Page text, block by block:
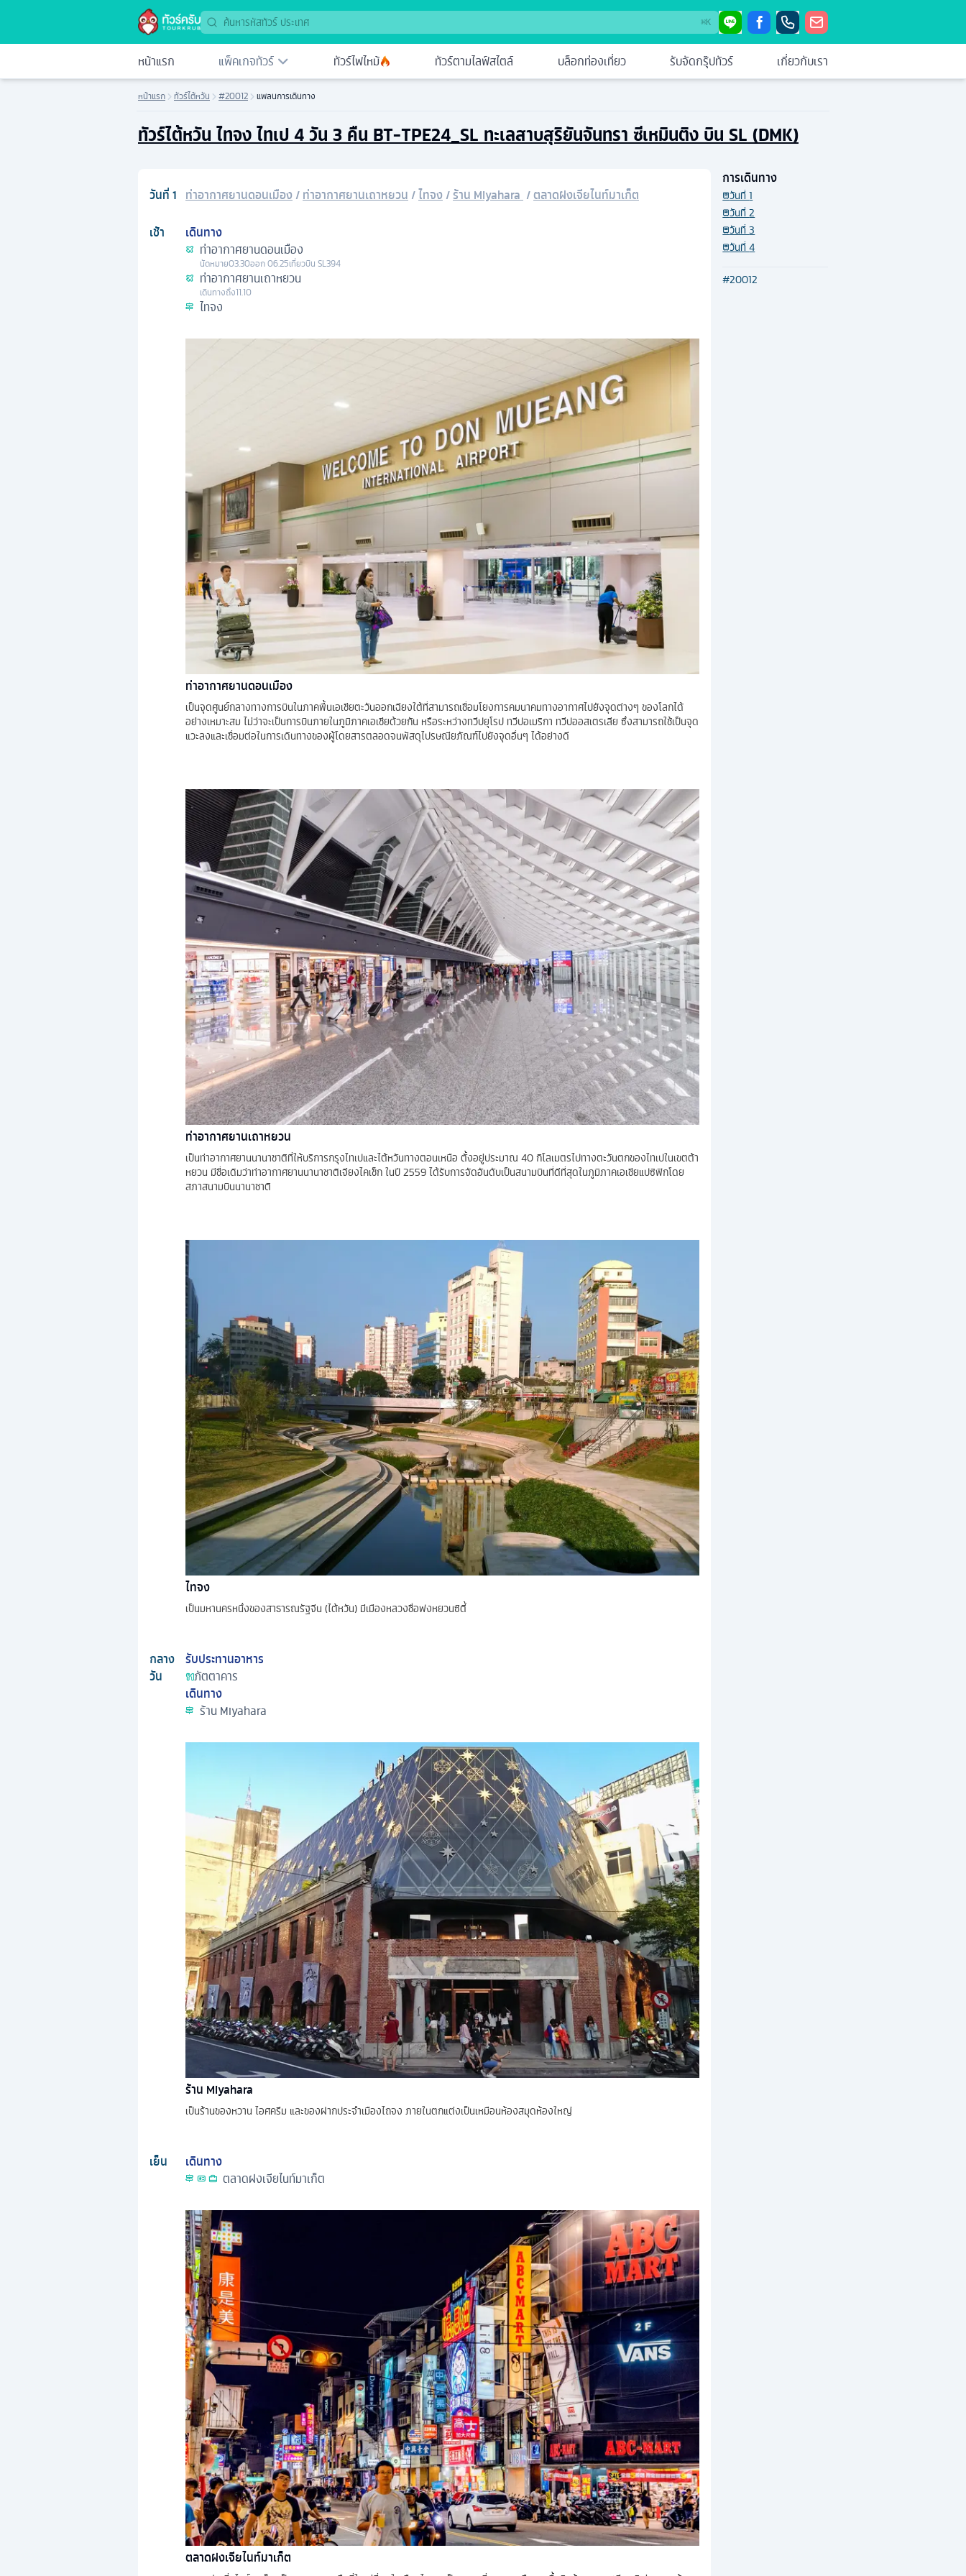
⌘K
หน้าแรก แพ็คเกจทัวร์ ทัวร์ไฟไหม้ ทัวร์ตามไลฟ์สไตล์ บล็อกท่องเที่ยว รับจัดกรุ๊ปทัวร์ เกี่ยวกับเรา
หน้าแรก ทัวร์ไต้หวัน #20012 แพลนการเดินทาง
ทัวร์ไต้หวัน ไทจง ไทเป 4 วัน 3 คืน BT-TPE24_SL ทะเลสาบสุริยันจันทรา ซีเหมินติง บิน SL (DMK)
วันที่1 ท่าอากาศยานดอนเมือง/ท่าอากาศยานเถาหยวน /ไทจง/ร้าน Miyahara /ตลาดฝงเจียไนท์มาเก็ต
เช้า
เดินทาง
ท่าอากาศยานดอนเมือง
นัดหมาย03.30ออก06.25เที่ยวบิน SL394
ท่าอากาศยานเถาหยวน
เดินทางถึง11.10
ไทจง
ท่าอากาศยานดอนเมือง
เป็นจุดศูนย์กลางทางการบินในภาคพื้นเอเชียตะวันออกเฉียงใต้ที่สามารถเชื่อมโยงการคมนาคมทางอากาศไปยังจุดต่างๆ ของโลกได้
อย่างเหมาะสม ไม่ว่าจะเป็นการบินภายในภูมิภาคเอเชียด้วยกัน หรือระหว่างทวีปยุโรป ทวีปอเมริกา ทวีปออสเตรเลีย ซึ่งสามารถใช้เป็นจุด
แวะลงและเชื่อมต่อในการเดินทางของผู้โดยสารตลอดจนพัสดุไปรษณียภัณฑ์ไปยังจุดอื่นๆ ได้อย่างดี
ท่าอากาศยานเถาหยวน
เป็นท่าอากาศยานนานาชาติที่ให้บริการกรุงไทเปและไต้หวันทางตอนเหนือ ตั้งอยู่ประมาณ 40 กิโลเมตรไปทางตะวันตกของไทเปในเขตต้า
หยวน มีชื่อเดิมว่าท่าอากาศยานนานาชาติเจียงไคเช็ก ในปี 2559 ได้รับการจัดอันดับเป็นสนามบินที่ดีที่สุดในภูมิภาคเอเชียแปซิฟิกโดย
สภาสนามบินนานาชาติ
ไทจง
เป็นมหานครหนึ่งของสาธารณรัฐจีน (ไต้หวัน) มีเมืองหลวงชื่อฟงหยวนซิตี้
กลาง
วัน
รับประทานอาหาร
ภัตตาคาร
เดินทาง
ร้าน Miyahara
ร้าน Miyahara
เป็นร้านของหวาน ไอศครีม และของฝากประจำเมืองไถจง ภายในตกแต่งเป็นเหมือนห้องสมุดห้องใหญ่
เย็น
เดินทาง
ตลาดฝงเจียไนท์มาเก็ต
ตลาดฝงเจียไนท์มาเก็ต
การเดินทาง
วันที่1
วันที่2
วันที่3
วันที่4
#20012